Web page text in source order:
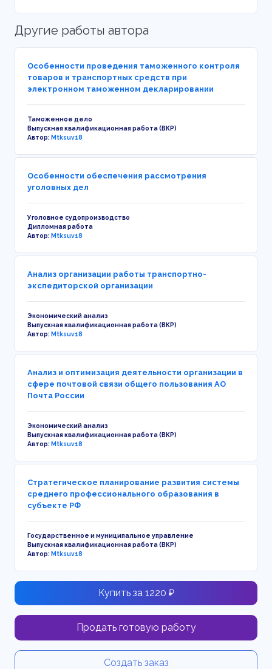
Другие работы автора
Особенности проведения таможенного контроля
товаров и транспортных средств при
электронном таможенном декларировании
Таможенное дело
Выпускная квалификационная работа (ВКР)
Автор:Mtksuv18
Особенности обеспечения рассмотрения
уголовных дел
Уголовное судопроизводство
Дипломная работа
Автор:Mtksuv18
Анализ организации работы транспортно-
экспедиторской организации
Экономический анализ
Выпускная квалификационная работа (ВКР)
Автор:Mtksuv18
Анализ и оптимизация деятельности организации в
сфере почтовой связи общего пользования АО
Почта России
Экономический анализ
Выпускная квалификационная работа (ВКР)
Автор:Mtksuv18
Стратегическое планирование развития системы
среднего профессионального образования в
субъекте РФ
Государственное и муниципальное управление
Выпускная квалификационная работа (ВКР)
Автор:Mtksuv18
Купить за 1220 ₽
Продать готовую работу
Создать заказ